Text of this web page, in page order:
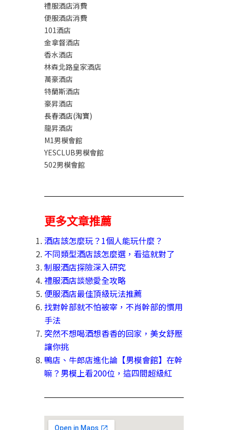
禮服酒店消費
便服酒店消費
101酒店
金拿督酒店
香水酒店
林森北路皇家酒店
萬豪酒店
特蘭斯酒店
豪昇酒店
長春酒店(淘寶)
龍昇酒店
M1男模會館
YESCLUB男模會館
502男模會館
更多文章推薦
酒店該怎麼玩？1個人能玩什麼？
不同類型酒店該怎麼選，看這就對了
制服酒店探險深入研究
禮服酒店談戀愛全攻略
便服酒店最佳頂級玩法推薦
找對幹部就不怕被宰，不肖幹部的慣用
手法
突然不想喝酒想香香的回家，美女舒壓
讓你挑
鴨店、牛郎店進化論【男模會館】在幹
嘛？男模上看200位，這四間超級紅